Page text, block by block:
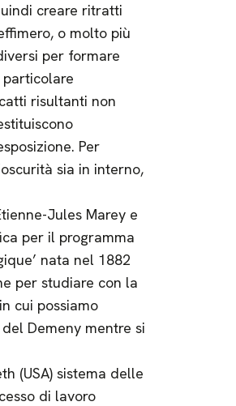
creare ritratti
o molto più
per formare
risultanti non
Per
sia in interno,
Jules Marey e
per il programma
nata nel 1882
per studiare con la
cui possiamo
Demeny mentre si
(USA) sistema delle
di lavoro